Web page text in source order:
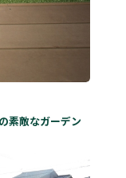
敵なガーデン